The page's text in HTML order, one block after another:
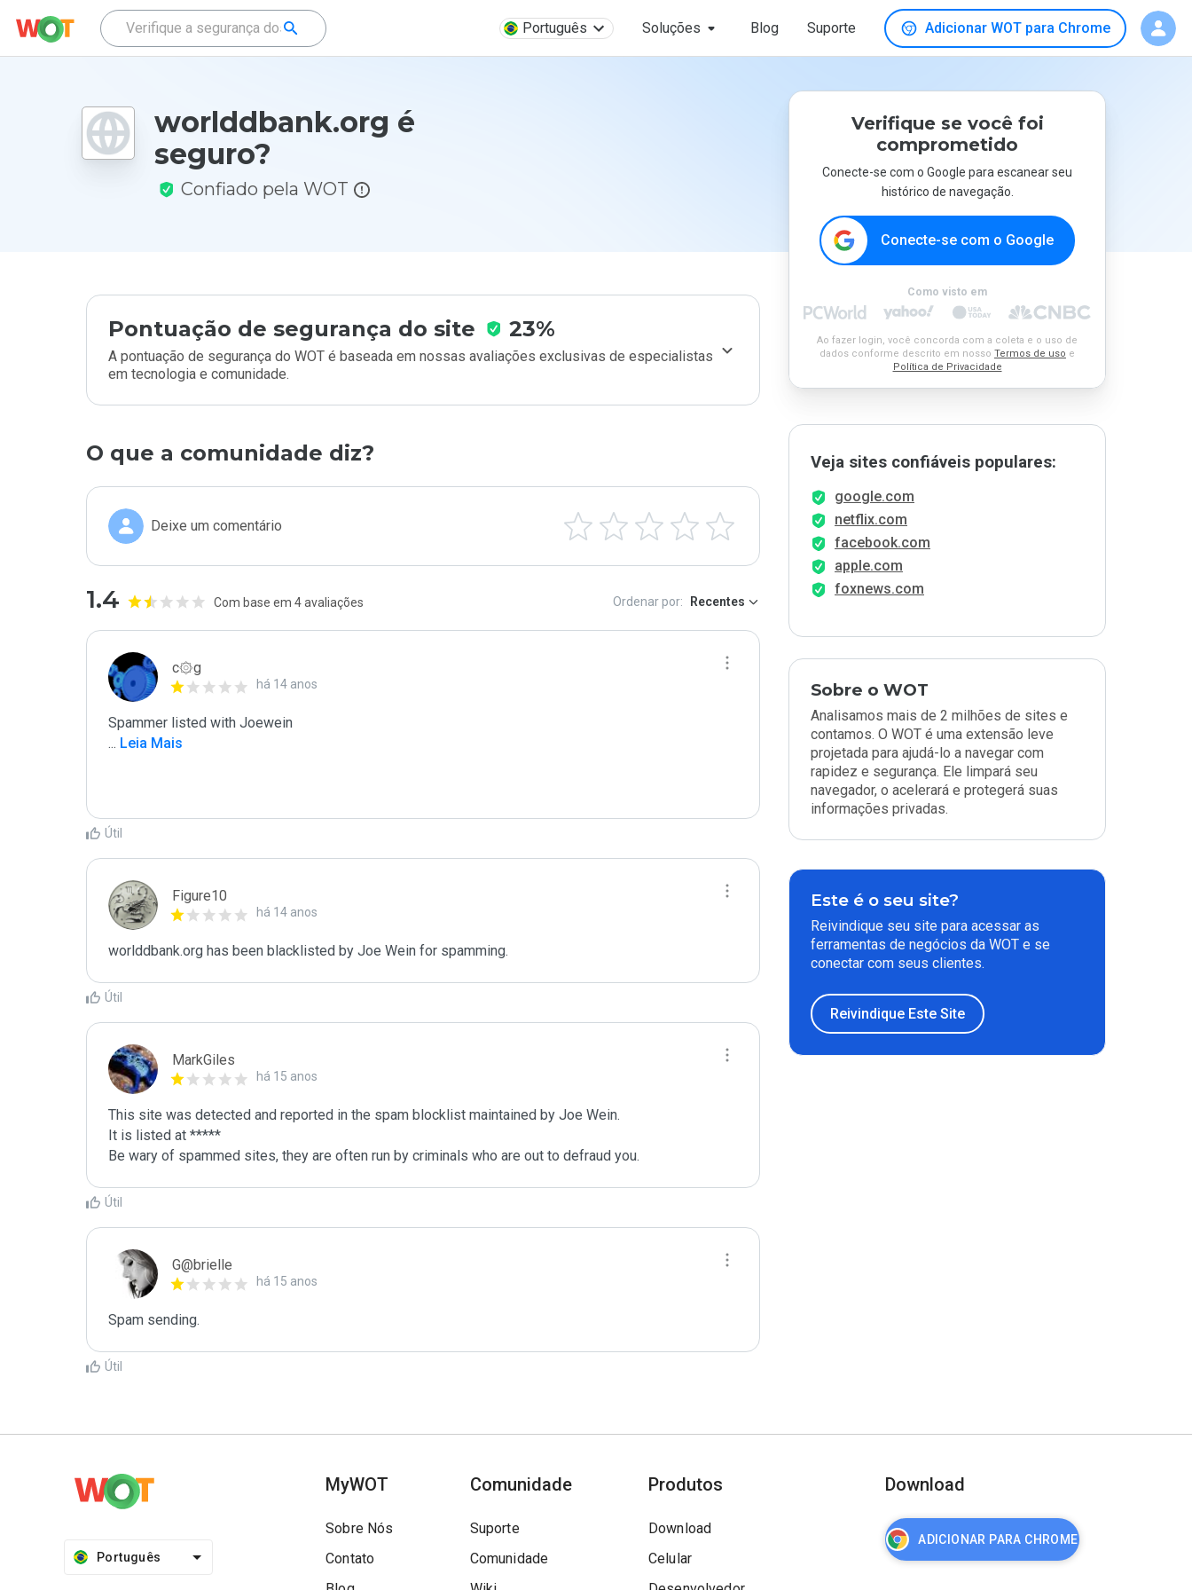
Português Soluções Blog Suporte Adicionar WOT para Chrome
worlddbank.org é
seguro?
Confiado pela WOT
Pontuação de segurança do site 23%
A pontuação de segurança do WOT é baseada em nossas avaliações exclusivas de especialistas
em tecnologia e comunidade.
O que a comunidade diz?
Deixe um comentário
1.4 Com base em 4 avaliações Ordenar por: Recentes
c۞g
há 14 anos
... Leia Mais
Útil
Figure10
há 14 anos
worlddbank.org has been blacklisted by Joe Wein for spamming.
Útil
MarkGiles
há 15 anos
This site was detected and reported in the spam blocklist maintained by Joe Wein.
It is listed at *****
Be wary of spammed sites, they are often run by criminals who are out to defraud you.
Útil
G@brielle
há 15 anos
Spam sending.
Útil
Verifique se você foi
comprometido
Conecte-se com o Google para escanear seu
histórico de navegação.
Conecte-se com o Google
Como visto em
Ao fazer login, você concorda com a coleta e o uso de
dados conforme descrito em nosso Termos de uso e
Política de Privacidade
Veja sites confiáveis populares:
google.com
netflix.com
facebook.com
apple.com
foxnews.com
Sobre o WOT
Analisamos mais de 2 milhões de sites e
contamos. O WOT é uma extensão leve
projetada para ajudá-lo a navegar com
rapidez e segurança. Ele limpará seu
navegador, o acelerará e protegerá suas
informações privadas.
Este é o seu site?
Reivindique seu site para acessar as
ferramentas de negócios da WOT e se
conectar com seus clientes.
Reivindique Este Site
Português
MyWOT
Sobre Nós
Contato
Comunidade
Suporte
Comunidade
Produtos
Download
Celular
Download
ADICIONAR PARA CHROME